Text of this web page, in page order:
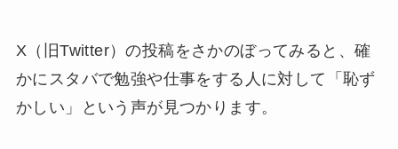
X（旧Twitter）の投稿をさかのぼってみると、確
かにスタバで勉強や仕事をする人に対して「恥ず
かしい」という声が見つかります。